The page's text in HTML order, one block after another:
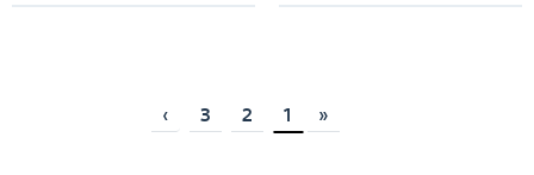
«
1
2
3
›